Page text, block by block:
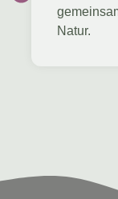
Natur.